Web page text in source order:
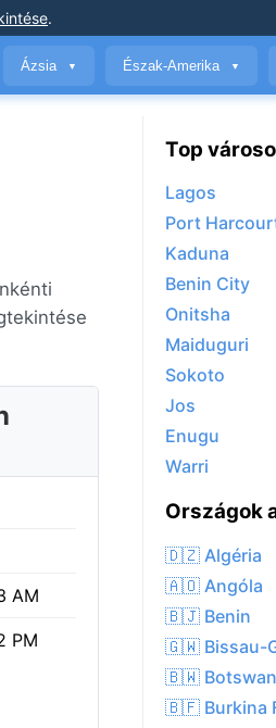
.
Ázsia ▼ Észak-Amerika ▼
AM
PM
Top
Lagos
Port
Kaduna
Benin City
Onitsha
Maiduguri
Sokoto
Jos
Enugu
Warri
Országok
🇩🇿 Algéria
🇦🇴 Angóla
🇧🇯 Benin
🇬🇼 Bissau-
🇧🇼
🇧🇫 Burkina